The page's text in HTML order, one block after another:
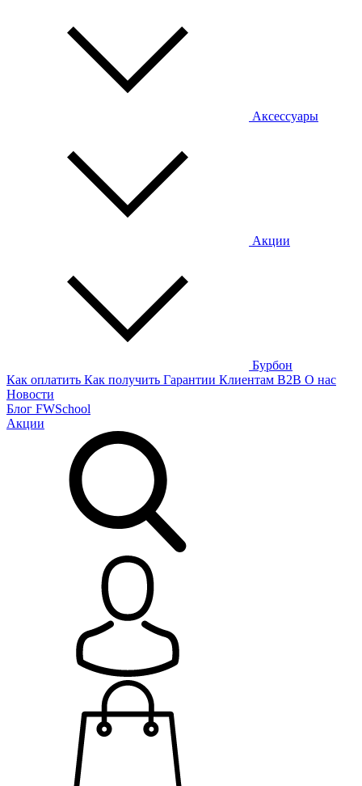
Аксессуары
Акции
Бурбон
Как оплатить Как получить Гарантии Клиентам B2B О нас
Новости
Блог FWSchool
Акции